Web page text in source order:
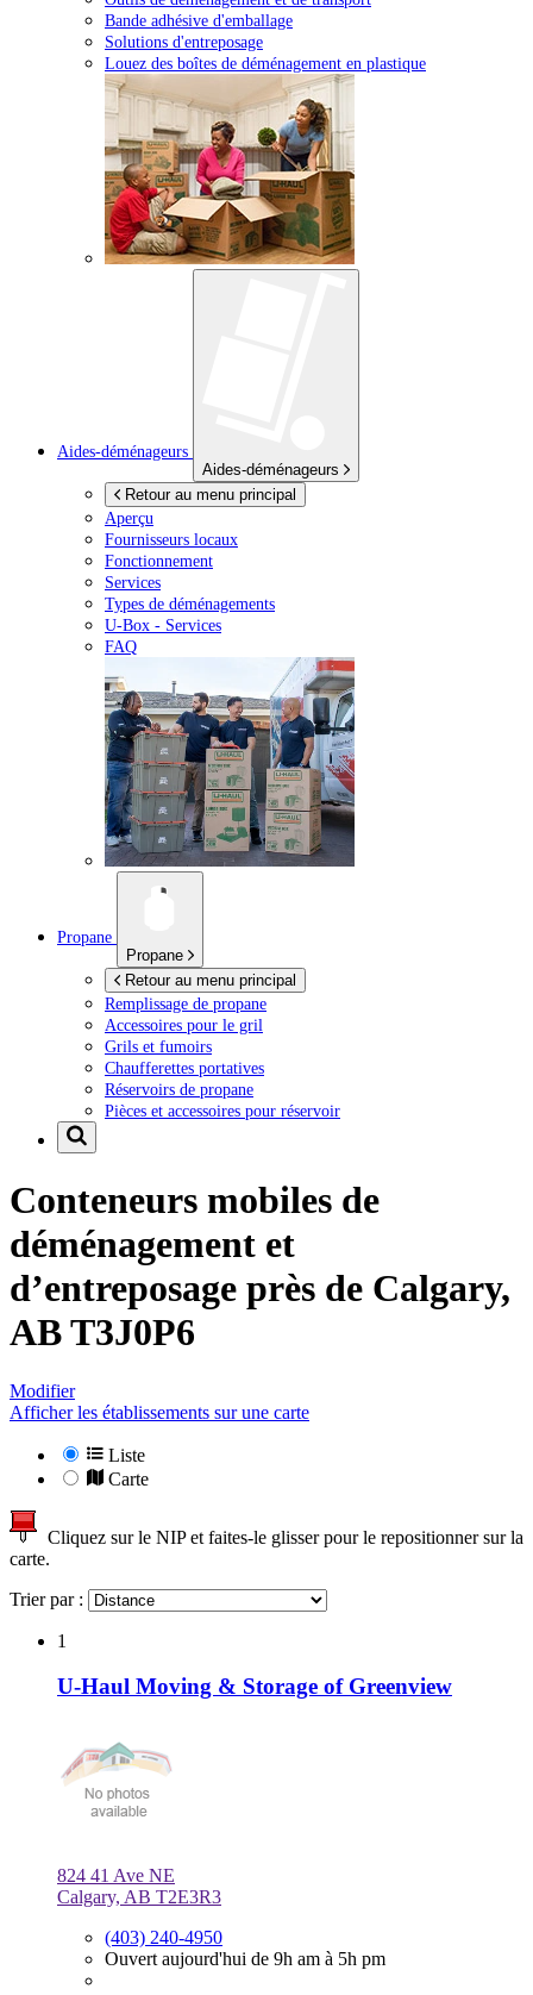
Bande adhésive d'emballage
Solutions d'entreposage
Louez des boîtes de déménagement en plastique
Aides-déménageurs
Aides-déménageurs
Retour au menu principal
Aperçu
Fournisseurs locaux
Fonctionnement
Services
Types de déménagements
U-Box - Services
FAQ
Propane
Propane
Retour au menu principal
Remplissage de propane
Accessoires pour le gril
Grils et fumoirs
Chaufferettes portatives
Réservoirs de propane
Pièces et accessoires pour réservoir
Conteneurs mobiles de
déménagement et
d’entreposage près de Calgary,
AB T3J0P6
Modifier
Afficher les établissements sur une carte
Liste
Carte
Cliquez sur le NIP et faites-le glisser pour le repositionner sur la
carte.
Trier par :
1
U-Haul Moving & Storage of Greenview
824 41 Ave NE
Calgary, AB T2E3R3
(403) 240-4950
Ouvert aujourd'hui de 9h am à 5h pm